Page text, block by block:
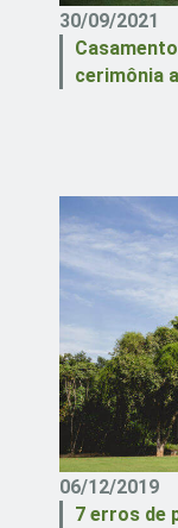
30/09/2021
cerimônia
06/12/2019
7 erros de